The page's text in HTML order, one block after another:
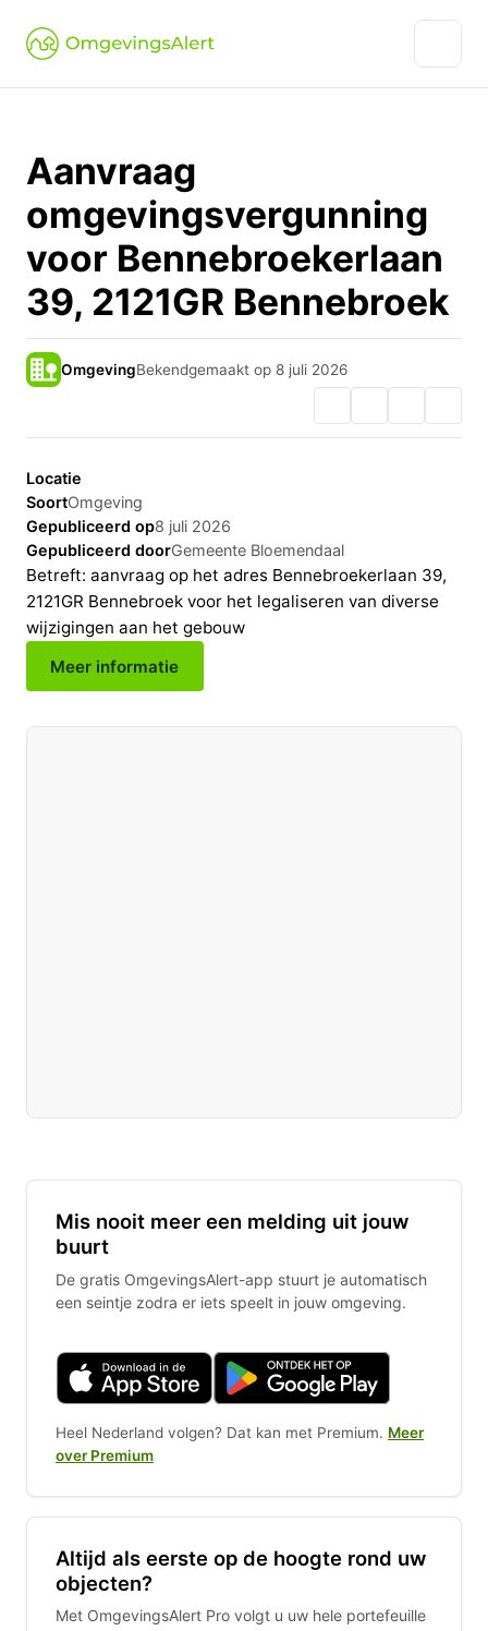
Aanvraag
omgevingsvergunning
voor Bennebroekerlaan
39, 2121GR Bennebroek
OmgevingBekendgemaakt op 8 juli 2026
Locatie
SoortOmgeving
Gepubliceerd op8 juli 2026
Gepubliceerd doorGemeente Bloemendaal
Betreft: aanvraag op het adres Bennebroekerlaan 39,
2121GR Bennebroek voor het legaliseren van diverse
wijzigingen aan het gebouw
Meer informatie
Mis nooit meer een melding uit jouw
buurt
De gratis OmgevingsAlert-app stuurt je automatisch
een seintje zodra er iets speelt in jouw omgeving.
Heel Nederland volgen? Dat kan met Premium. Meer
over Premium
Altijd als eerste op de hoogte rond uw
objecten?
Met OmgevingsAlert Pro volgt u uw hele portefeuille